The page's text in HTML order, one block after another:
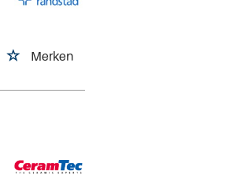
Merken